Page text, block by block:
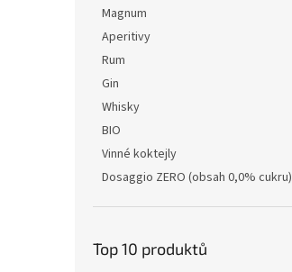
Magnum
Aperitivy
Rum
Gin
Whisky
BIO
Vinné koktejly
Dosaggio ZERO (obsah 0,0% cukru)
Top 10 produktů